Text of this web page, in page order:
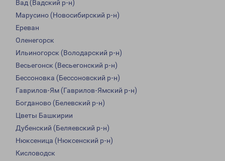
Вад (Вадский р-н)
Марусино (Новосибирский р-н)
Ереван
Оленегорск
Ильиногорск (Володарский р-н)
Весьегонск (Весьегонский р-н)
Бессоновка (Бессоновский р-н)
Гаврилов-Ям (Гаврилов-Ямский р-н)
Богданово (Белевский р-н)
Цветы Башкирии
Дубенский (Беляевский р-н)
Нюксеница (Нюксенский р-н)
Кисловодск